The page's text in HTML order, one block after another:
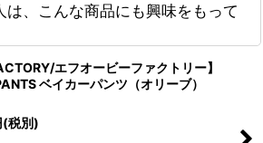
は、こんな商品にも興味をもって
エフオービーファクトリー】
ベイカーパンツ（オリーブ）
(税別)